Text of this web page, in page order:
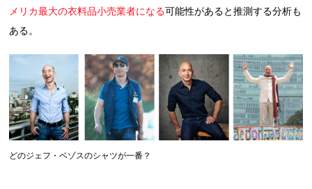
メリカ最大の衣料品小売業者になる可能性があると推測する分析も
ある。
どのジェフ・ベゾスのシャツが一番？